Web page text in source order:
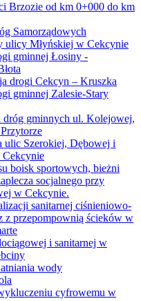
Brzozie od km 0+000 do km
Samorządowych
ulicy Młyńskiej w Cekcynie
gminnej Łosiny -
drogi Cekcyn – Kruszka
gminnej Zalesie-Stary
dróg gminnych ul. Kolejowej,
ulic Szerokiej, Dębowej i
Cekcynie
boisk sportowych, bieżni
socjalnego przy
w Cekcynie.
sanitarnej ciśnieniowo-
z przepompownią ścieków w
i sanitarnej w
wody
cyfrowemu w